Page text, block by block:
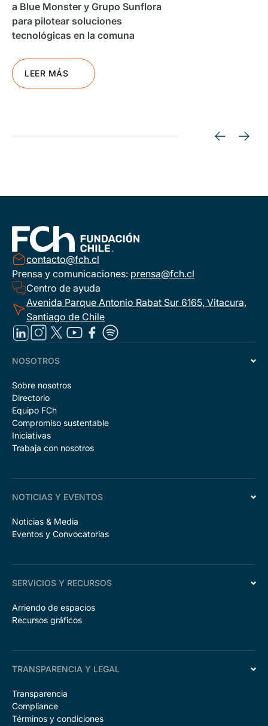
a Blue Monster y Grupo Sunflora
para pilotear soluciones
tecnológicas en la comuna
LEER MÁS
contacto@fch.cl
Prensa y comunicaciones: prensa@fch.cl
Centro de ayuda
Avenida Parque Antonio Rabat Sur 6165, Vitacura,
Santiago de Chile
NOSOTROS
Sobre nosotros
Directorio
Equipo FCh
Compromiso sustentable
Iniciativas
Trabaja con nosotros
NOTICIAS Y EVENTOS
Noticias & Media
Eventos y Convocatorias
SERVICIOS Y RECURSOS
Arriendo de espacios
Recursos gráficos
TRANSPARENCIA Y LEGAL
Transparencia
Compliance
Términos y condiciones